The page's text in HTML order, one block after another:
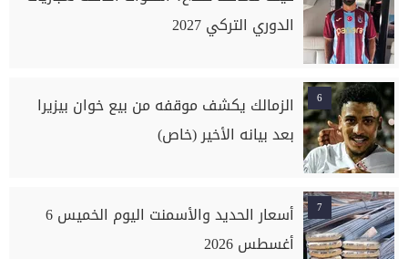
الدوري التركي 2027
6
الزمالك يكشف موقفه من بيع خوان بيزيرا
بعد بيانه الأخير (خاص)
7
أسعار الحديد والأسمنت اليوم الخميس 6
أغسطس 2026